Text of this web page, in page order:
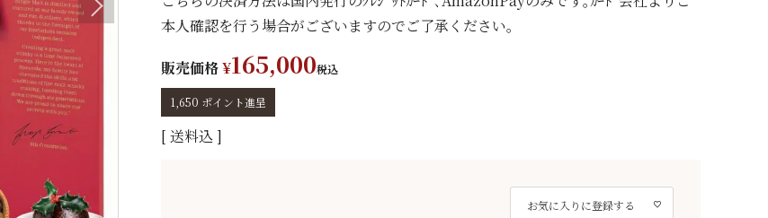
本人確認を行う場合がございますのでご了承ください｡
販売価格¥165,000税込
1,650 ポイント進呈
送料込
お気に入りに登録する